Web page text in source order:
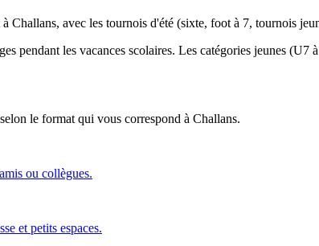
Challans, avec les tournois d'été (sixte, foot à 7, tournois
pendant les vacances scolaires. Les catégories jeunes
le format qui vous correspond à Challans.
ou collègues.
et petits espaces.